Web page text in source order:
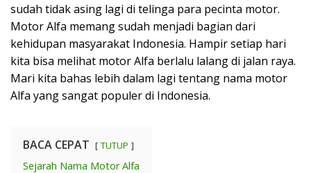
sudah tidak asing lagi di telinga para pecinta motor.
Motor Alfa memang sudah menjadi bagian dari
kehidupan masyarakat Indonesia. Hampir setiap hari
kita bisa melihat motor Alfa berlalu lalang di jalan raya.
Mari kita bahas lebih dalam lagi tentang nama motor
Alfa yang sangat populer di Indonesia.
BACA CEPAT TUTUP
Sejarah Nama Motor Alfa